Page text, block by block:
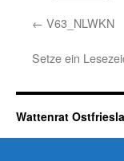
V63_NLWKN
Setze ein
Wattenrat